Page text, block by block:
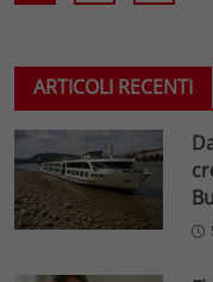
ARTICOLI RECENTI